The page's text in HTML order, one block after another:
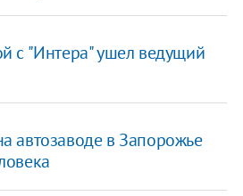
с "Интера" ушел ведущий
автозаводе в Запорожье